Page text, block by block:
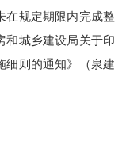
在规定期限内完成整
和城乡建设局关于印
细则的通知》（泉建